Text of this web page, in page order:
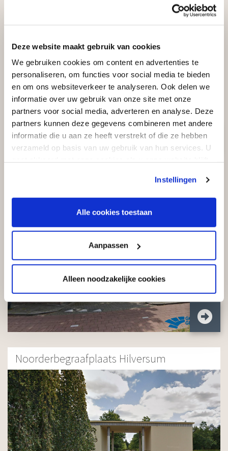
Deze website maakt gebruik van cookies
We gebruiken cookies om content en advertenties te
personaliseren, om functies voor social media te bieden
en om ons websiteverkeer te analyseren. Ook delen we
informatie over uw gebruik van onze site met onze
partners voor social media, adverteren en analyse. Deze
partners kunnen deze gegevens combineren met andere
informatie die u aan ze heeft verstrekt of die ze hebben
verzameld op basis van uw gebruik van hun services. U
Instellingen
Alle cookies toestaan
Aanpassen
Alleen noodzakelijke cookies
Joodse begraafplaats Hilversum
Noorderbegraafplaats Hilversum